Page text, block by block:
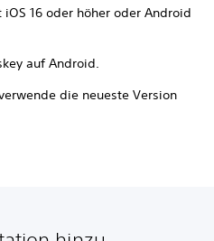
16 oder höher oder Android
auf Android.
die neueste Version